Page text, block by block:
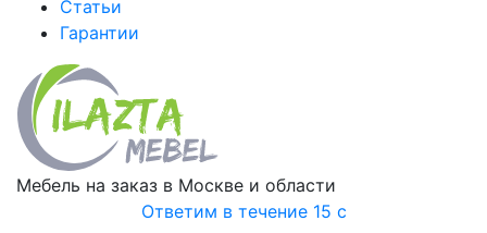
Статьи
Гарантии
Мебель на заказ в Москве и области
Ответим в течение 15 с